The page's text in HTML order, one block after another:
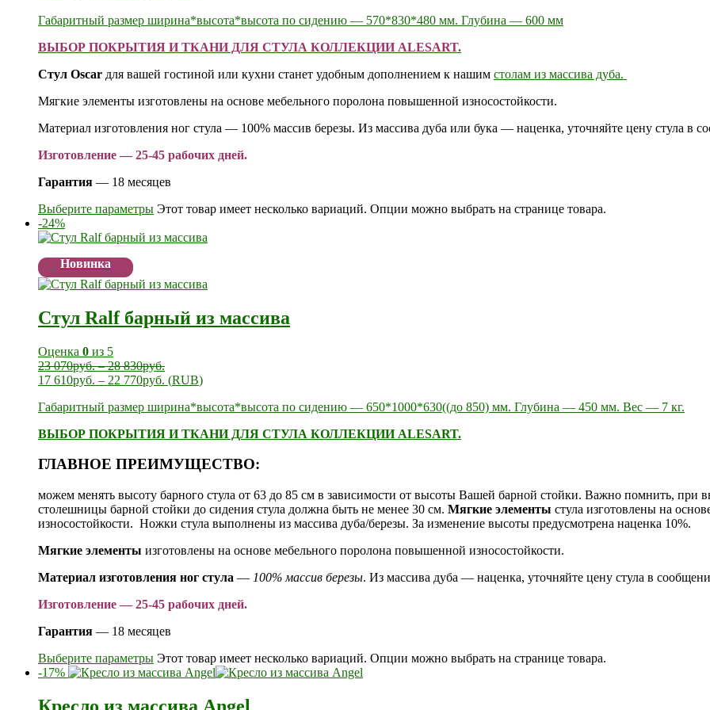
Габаритный размер ширина*высота*высота по сидению — 570*830*480 мм. Глубина — 600 мм
ВЫБОР ПОКРЫТИЯ И ТКАНИ ДЛЯ СТУЛА КОЛЛЕКЦИИ ALESART.
Стул Oscar для вашей гостиной или кухни станет удобным дополнением к нашим столам из массива дуба.
Мягкие элементы изготовлены на основе мебельного поролона повышенной износостойкости.
Материал изготовления ног стула — 100% массив березы. Из массива дуба или бука — наценка, уточняйте цену стула в
Изготовление — 25-45 рабочих дней.
Гарантия — 18 месяцев
Выберите параметры Этот товар имеет несколько вариаций. Опции можно выбрать на странице товара.
-24%
Новинка
Стул Ralf барный из массива
Оценка 0 из 5
23 070руб.–28 830руб.
17 610руб. – 22 770руб. (RUB)
Габаритный размер ширина*высота*высота по сидению — 650*1000*630((до 850) мм. Глубина — 450 мм. Вес — 7 кг.
ВЫБОР ПОКРЫТИЯ И ТКАНИ ДЛЯ СТУЛА КОЛЛЕКЦИИ ALESART.
ГЛАВНОЕ ПРЕИМУЩЕСТВО:
можем менять высоту барного стула от 63 до 85 см в зависимости от высоты Вашей барной стойки. Важно помнить, при
столешницы барной стойки до сидения стула должна быть не менее 30 см. Мягкие элементы стула изготовлены на
износостойкости. Ножки стула выполнены из массива дуба/березы. За изменение высоты предусмотрена наценка 10%.
Мягкие элементы изготовлены на основе мебельного поролона повышенной износостойкости.
Материал изготовления ног стула — 100% массив березы. Из массива дуба — наценка, уточняйте цену стула в
Изготовление — 25-45 рабочих дней.
Гарантия — 18 месяцев
Выберите параметры Этот товар имеет несколько вариаций. Опции можно выбрать на странице товара.
-17%